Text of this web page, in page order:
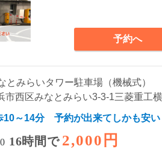
予約へ
とみらいタワー駐車場（機械式）
西区みなとみらい3-3-1三菱重工横浜
～14分 予約が出来てしかも安い
16時間で 2,000円